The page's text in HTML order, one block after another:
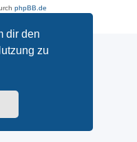
dir den
zu
phpBB.de